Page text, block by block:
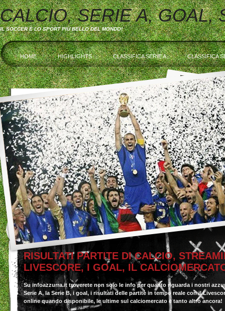
CALCIO, SERIE A, GOAL,
IL SOCCER È LO SPORT PIÙ BELLO DEL MONDO!
HOME HIGHLIGHTS CLASSIFICA SERIE A CLASSIFICA
RISULTATI PARTITE DI CALCIO,
LIVESCORE, I GOAL, IL
Su infoazzurra.it troverete non solo le info per quanto riguarda i nostri
Serie A, la Serie B, i goal, i risultati delle partite in tempo reale con il
online quando disponibile, le ultime sul calciomercato e tanto altro ancora!